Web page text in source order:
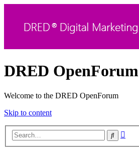
DRED OpenForum
Welcome to the DRED OpenForum
Skip to content
Search